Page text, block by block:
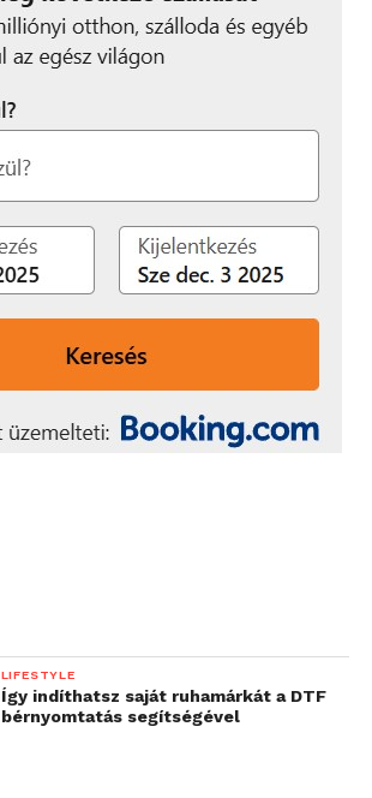
nem tervezünk
beavatkozást
a vizes
fenn kívánjuk
A területen egy
a biodiverzitás
érdekében. Az
Nemzeti
folytatott
LIFESTYLE
Így indíthatsz saját ruhamárkát a DTF
bérnyomtatás segítségével